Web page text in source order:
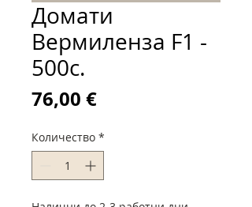
Домати
Вермиленза F1 -
500с.
76,00 €Цена
Количество *